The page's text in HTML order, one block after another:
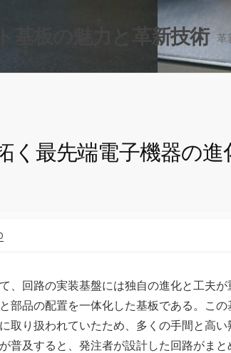
基板の魅力と革新技術 革
く最先端電子機器の
、回路の実装基盤には独自の進化と工夫が
部品の配置を一体化した基板である。この
取り扱われていたため、多くの手間と高い
普及すると、発注者が設計した回路がま